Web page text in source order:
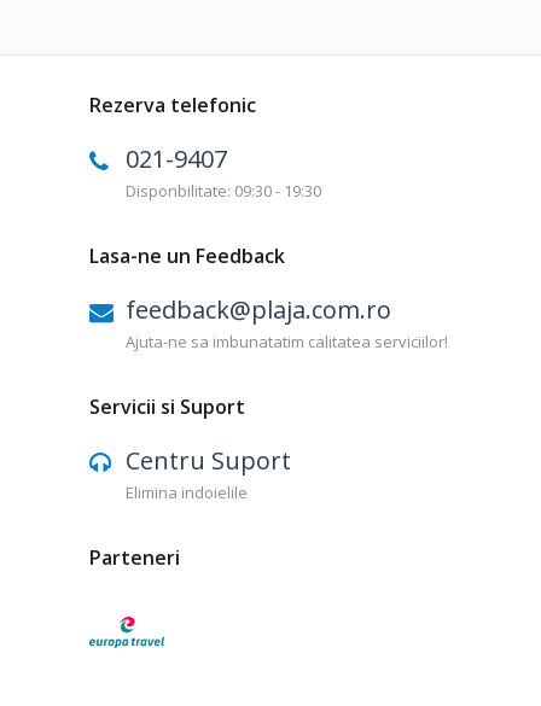
Rezerva telefonic
021-9407
Disponbilitate: 09:30 - 19:30
Lasa-ne un Feedback
feedback@plaja.com.ro
Ajuta-ne sa imbunatatim calitatea serviciilor!
Servicii si Suport
Centru Suport
Elimina indoielile
Parteneri